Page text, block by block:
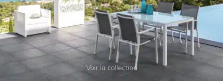
Voir la collection